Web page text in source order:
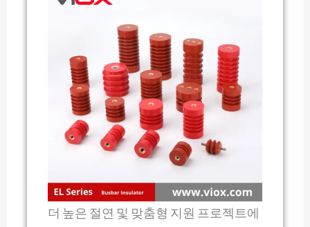
더 높은 절연 및 맞춤형 지원 프로젝트에